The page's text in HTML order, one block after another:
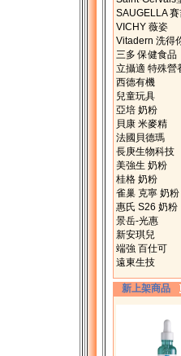
SAUGELLA
VICHY 薇姿
Vitadern 洗得
三多 保健食品
立攝適 特殊營
西德有機
兒童玩具
亞培 奶粉
貝康 米麥精
法國貝德瑪
長庚生物科技
美強生 奶粉
桂格 奶粉
雀巢 克寧 奶粉
惠氏 S26 奶粉
景岳-光惠
新安琪兒
端強 百仕可
遠東生技
新上架商品